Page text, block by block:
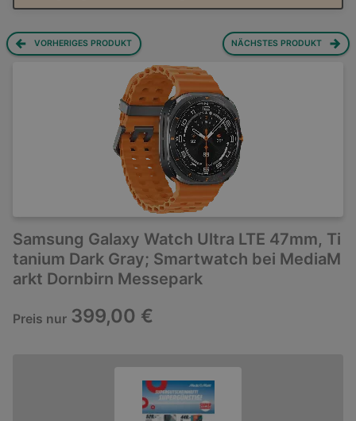
VORHERIGES PRODUKT NÄCHSTES PRODUKT
Samsung Galaxy Watch Ultra LTE 47mm, Ti
tanium Dark Gray; Smartwatch bei MediaM
arkt Dornbirn Messepark
Preis nur 399,00 €